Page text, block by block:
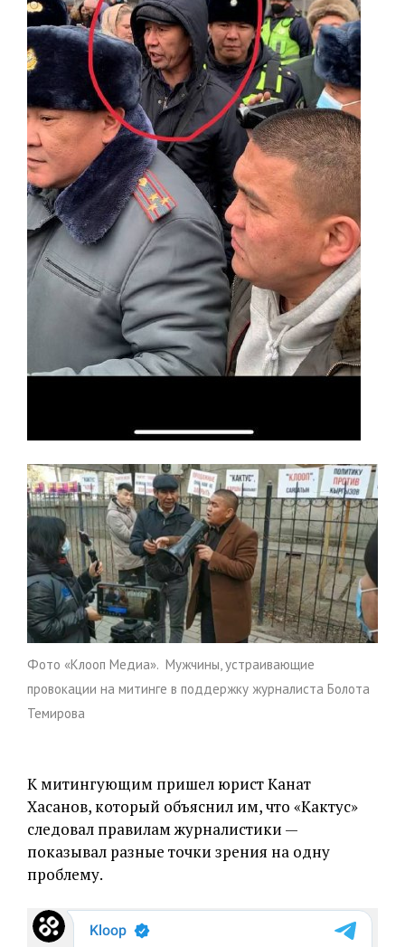
Фото «Клооп Медиа». Мужчины, устраивающие
провокации на митинге в поддержку журналиста Болота
Темирова
К митингующим пришел юрист Канат
Хасанов, который объяснил им, что «Кактус»
следовал правилам журналистики —
показывал разные точки зрения на одну
проблему.